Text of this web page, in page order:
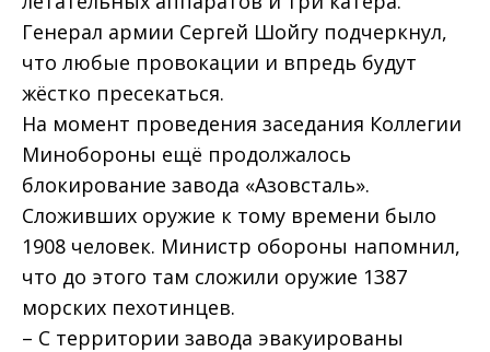
Генерал армии Сергей Шойгу подчеркнул,
что любые провокации и впредь будут
жёстко пресекаться.
На момент проведения заседания Коллегии
Минобороны ещё продолжалось
блокирование завода «Азовсталь».
Сложивших оружие к тому времени было
1908 человек. Министр обороны напомнил,
что до этого там сложили оружие 1387
морских пехотинцев.
– С территории завода эвакуированы